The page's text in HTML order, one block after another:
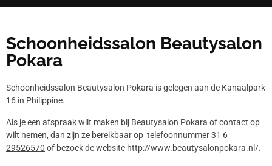
Schoonheidssalon Beautysalon
Pokara
Schoonheidssalon Beautysalon Pokara is gelegen aan de Kanaalpark
16 in Philippine.
Als je een afspraak wilt maken bij Beautysalon Pokara of contact op
wilt nemen, dan zijn ze bereikbaar op telefoonnummer31 6
29526570 of bezoek de website http://www.beautysalonpokara.nl/.